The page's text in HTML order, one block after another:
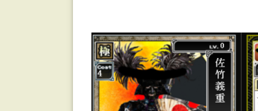
蒲
佐
織】